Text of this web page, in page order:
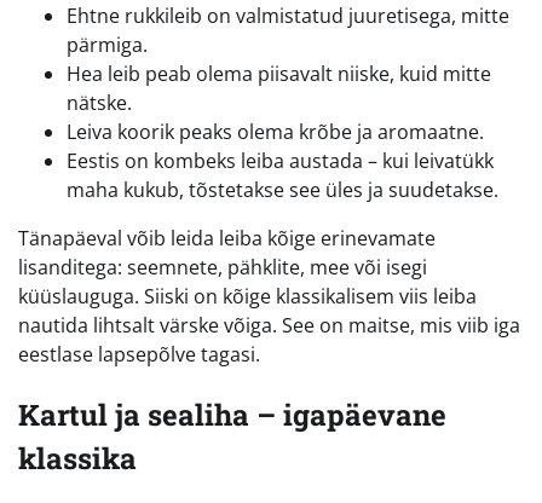
Ehtne rukkileib on valmistatud juuretisega, mitte
pärmiga.
Hea leib peab olema piisavalt niiske, kuid mitte
nätske.
Leiva koorik peaks olema krõbe ja aromaatne.
Eestis on kombeks leiba austada – kui leivatükk
maha kukub, tõstetakse see üles ja suudetakse.
Tänapäeval võib leida leiba kõige erinevamate
lisanditega: seemnete, pähklite, mee või isegi
küüslauguga. Siiski on kõige klassikalisem viis leiba
nautida lihtsalt värske võiga. See on maitse, mis viib iga
eestlase lapsepõlve tagasi.
Kartul ja sealiha – igapäevane
klassika